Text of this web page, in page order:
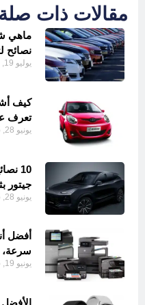
مقالات ذات صلة
ماهي
نصائح
يوليو 19, 2025
كيف
تعرف
يونيو 28, 2025
10
جيتور
يونيو 28, 2025
أفضل
سرعة،
يونيو 19, 2025